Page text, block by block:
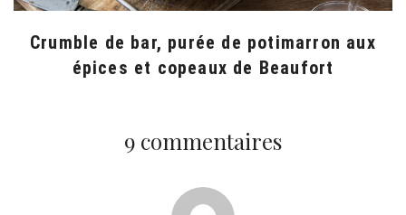
Crumble de bar, purée de potimarron aux
épices et copeaux de Beaufort
9 commentaires